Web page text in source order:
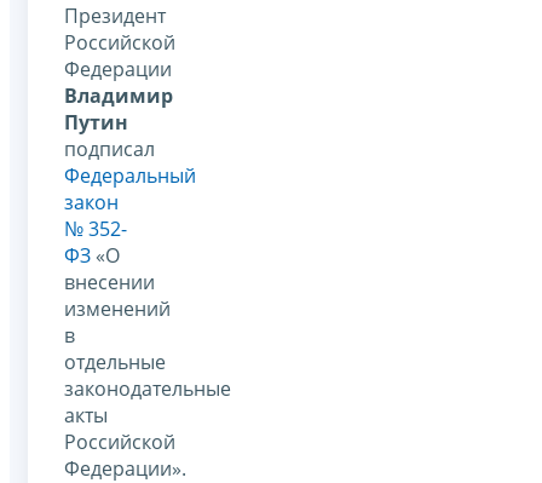
Президент
Российской
Федерации
Владимир
Путин
подписал
Федеральный
закон
№ 352-
ФЗ «О
внесении
изменений
в
отдельные
законодательные
акты
Российской
Федерации».